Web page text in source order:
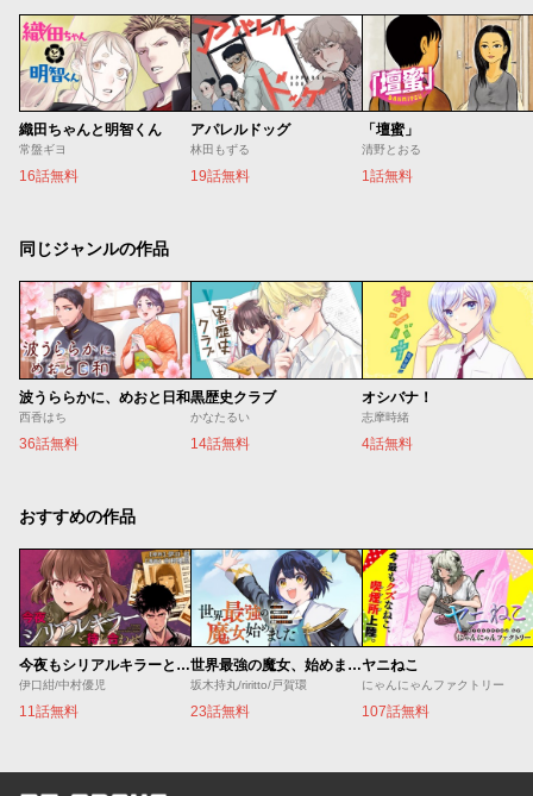
織田ちゃんと明智くん
常盤ギヨ
16話無料
アパレルドッグ
林田もずる
19話無料
「壇蜜」
清野とおる
1話無料
同じジャンルの作品
波うららかに、めおと日和
西香はち
36話無料
黒歴史クラブ
かなたるい
14話無料
オシバナ！
志摩時緒
4話無料
おすすめの作品
今夜もシリアルキラーと待ち合わせ
伊口紺/中村優児
11話無料
世界最強の魔女、始めました ～私だけ『攻略サイト』を見れる世界で自由に生きます～
坂木持丸/riritto/戸賀環
23話無料
ヤニねこ
にゃんにゃんファクトリー
107話無料